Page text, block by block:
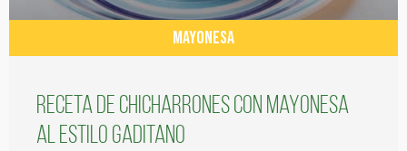
MAYONESA
Receta de chicharrones con mayonesa
al estilo gaditano